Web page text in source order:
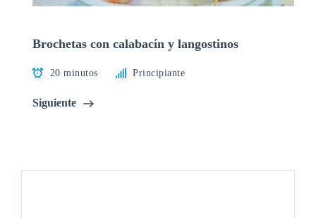
Brochetas con calabacín y langostinos
20 minutos Principiante
Siguiente